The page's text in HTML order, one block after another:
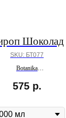
Шоколад
SKU: БТ077
Botanika
575 р.